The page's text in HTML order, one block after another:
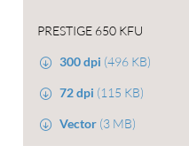
PRESTIGE 650 KFU
300 dpi (496 KB)
72 dpi (115 KB)
Vector (3 MB)